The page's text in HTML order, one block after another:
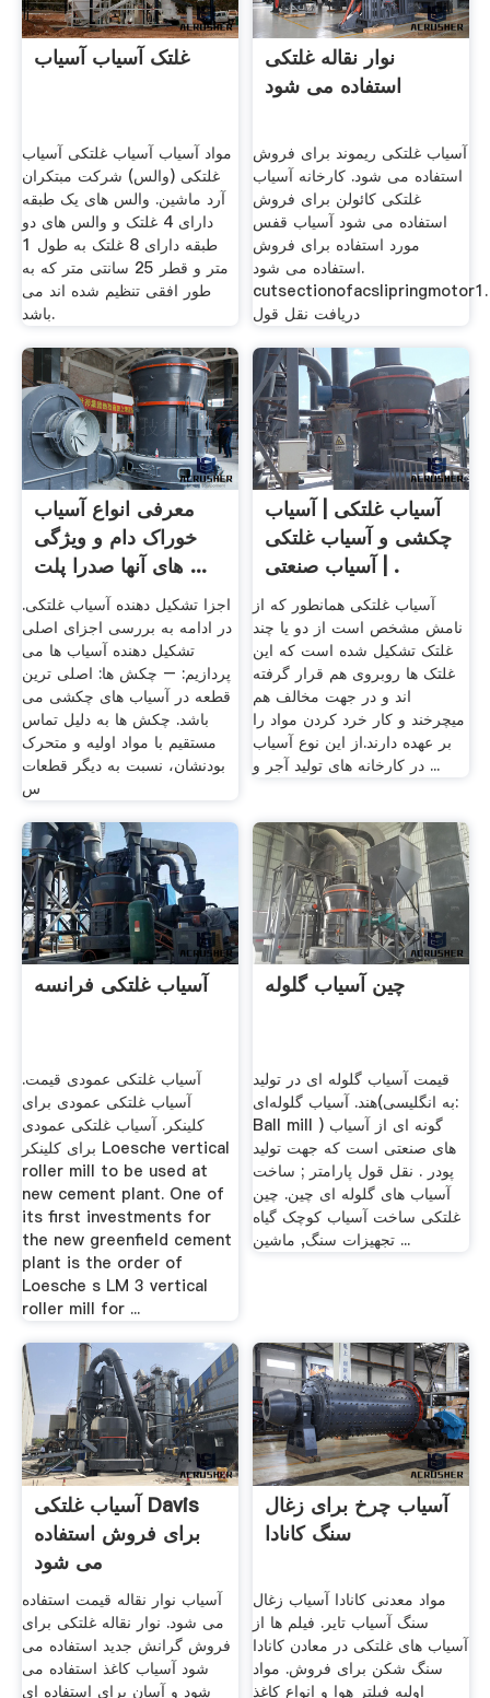
غلتک آسیاب آسیاب
مواد آسیاب آسیاب غلتکی آسیاب
غلتکی (والس) شرکت مبتکران
آرد ماشین. والس های یک طبقه
دارای 4 غلتک و والس های دو
طبقه دارای 8 غلتک به طول 1
متر و قطر 25 سانتی متر که به
طور افقی تنظیم شده اند می
باشد.
نوار نقاله غلتکی
استفاده می شود
آسیاب غلتکی ریموند برای فروش
استفاده می شود. کارخانه آسیاب
غلتکی کائولن برای فروش
استفاده می شود آسیاب قفس
مورد استفاده برای فروش
استفاده می شود.
cutsectionofacslipringmotor1.
دریافت نقل قول
معرفی انواع آسیاب
خوراک دام و ویژگی
های آنها صدرا پلت ...
اجزا تشکیل دهنده آسیاب غلتکی.
در ادامه به بررسی اجزای اصلی
تشکیل دهنده آسیاب ها می
پردازیم: – چکش ها: اصلی ترین
قطعه در آسیاب های چکشی می
باشد. چکش ها به دلیل تماس
مستقیم با مواد اولیه و متحرک
بودنشان، نسبت به دیگر قطعات
س
آسیاب غلتکی | آسیاب
چکشی و آسیاب غلتکی
| آسیاب صنعتی .
آسیاب غلتکی همانطور که از
نامش مشخص است از دو یا چند
غلتک تشکیل شده است که این
غلتک ها روبروی هم قرار گرفته
اند و در جهت مخالف هم
میچرخند و کار خرد کردن مواد را
بر عهده دارند.از این نوع آسیاب
در کارخانه های تولید آجر و ...
آسیاب غلتکی فرانسه
آسیاب غلتکی عمودی قیمت.
آسیاب غلتکی عمودی برای
کلینکر. آسیاب غلتکی عمودی
برای کلینکر Loesche vertical
roller mill to be used at
new cement plant. One of
its first investments for
the new greenfield cement
plant is the order of
Loesche s LM 3 vertical
roller mill for ...
چین آسیاب گلوله
قیمت آسیاب گلوله ای در تولید
هند. آسیاب گلوله‌ای(به انگلیسی:
Ball mill ) گونه ای از آسیاب
های صنعتی است که جهت تولید
پودر . نقل قول پارامتر ; ساخت
آسیاب های گلوله ای چین. چین
غلتکی ساخت آسیاب کوچک گیاه
تجهیزات سنگ, ماشین ...
آسیاب غلتکی Davis
برای فروش استفاده
می شود
آسیاب نوار نقاله قیمت استفاده
می شود. نوار نقاله غلتکی برای
فروش گرانش جدید استفاده می
شود آسیاب کاغذ استفاده می
شود و آسان برای استفاده ای
آسیاب چرخ برای زغال
سنگ کانادا
مواد معدنی کانادا آسیاب زغال
سنگ آسیاب تایر. فیلم ها از
آسیاب های غلتکی در معادن کانادا
سنگ شکن برای فروش. مواد
اولیه فیلتر هوا و انواع کاغذ